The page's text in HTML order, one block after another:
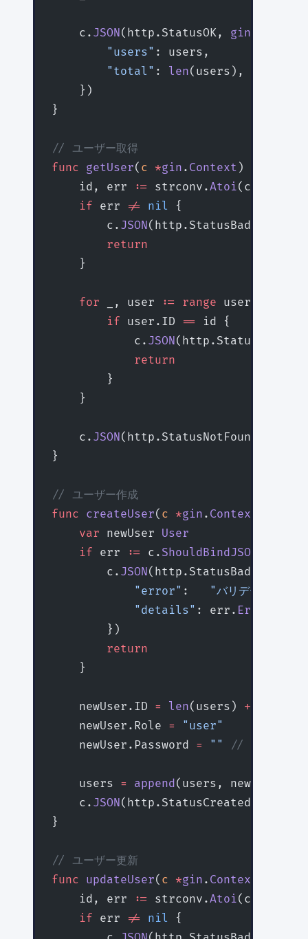
    c.
JSON(http.StatusOK, gin
        "users"
: users,
        "total"
: len(users),
    })
}
// ユーザー取得
func getUser( c *gin . Context ) {
    id, err
:= strconv.Atoi(c.
    if
err != nil {
        c.
JSON
        return
    }
    for
_, user := range users {
        if
user.ID == id {
            c.
JSON(http.StatusOK,
            return
        }
    }
    c.
JSON(http.StatusNotFound,
}
// ユーザー作成
func createUser( c *gin . Context
    var
newUser User
    if
err := c. ShouldBindJSON
        c.
JSON
            "error"
: "バリデーション
            "details"
: err. Error
        })
        return
    }
    newUser.ID
= len(users) +
    newUser.Role
= "user"
    newUser.Password
= "" // パスワード
    users
= append(users, newUser)
    c.
JSON(http.StatusCreated,
}
// ユーザー更新
func updateUser( c *gin . Context
    id, err
:= strconv.Atoi(c.
    if
err != nil {